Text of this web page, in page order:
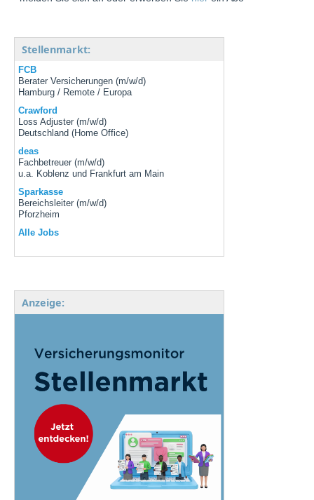
Stellenmarkt:
FCB
Berater Versicherungen (m/w/d)
Hamburg / Remote / Europa
Crawford
Loss Adjuster (m/w/d)
Deutschland (Home Office)
deas
Fachbetreuer (m/w/d)
u.a. Koblenz und Frankfurt am Main
Sparkasse
Bereichsleiter (m/w/d)
Pforzheim
Alle Jobs
Anzeige: